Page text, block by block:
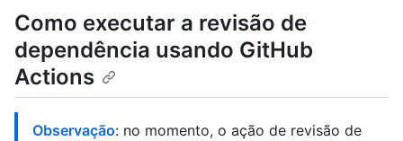
Como executar a revisão de
dependência usando GitHub
Actions
Observação: no momento, o ação de revisão de